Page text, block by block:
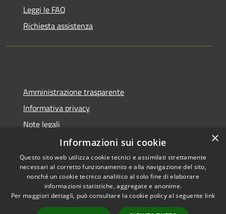
Leggi le FAQ
Richiesta assistenza
Amministrazione trasparente
Informativa privacy
Note legali
Dichiarazione di accessibilità
RSS
Accessibilità
Copyright © 2026 • Comune di
Gangi • Powered by
×
Informazioni sui cookie
Questo sito web utilizza cookie tecnici e assimilati strettamente
necessari al corretto funzionamento e alla navigazione del sito,
nonché un cookie tecnico analitico al solo fine di elaborare
informazioni statistiche, aggregate e anonime.
Per maggiori dettagli, può consultare la cookie policy al seguente link